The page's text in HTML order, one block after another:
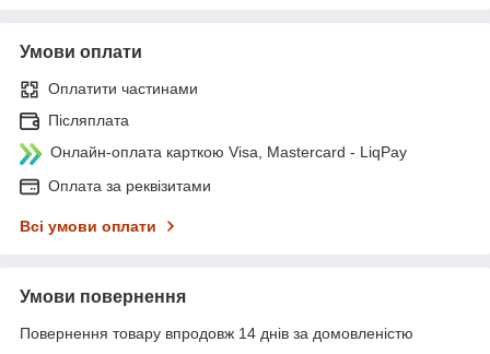
Умови оплати
Оплатити частинами
Післяплата
Онлайн-оплата карткою Visa, Mastercard - LiqPay
Оплата за реквізитами
Всі умови оплати
Умови повернення
Повернення товару впродовж 14 днів за домовленістю